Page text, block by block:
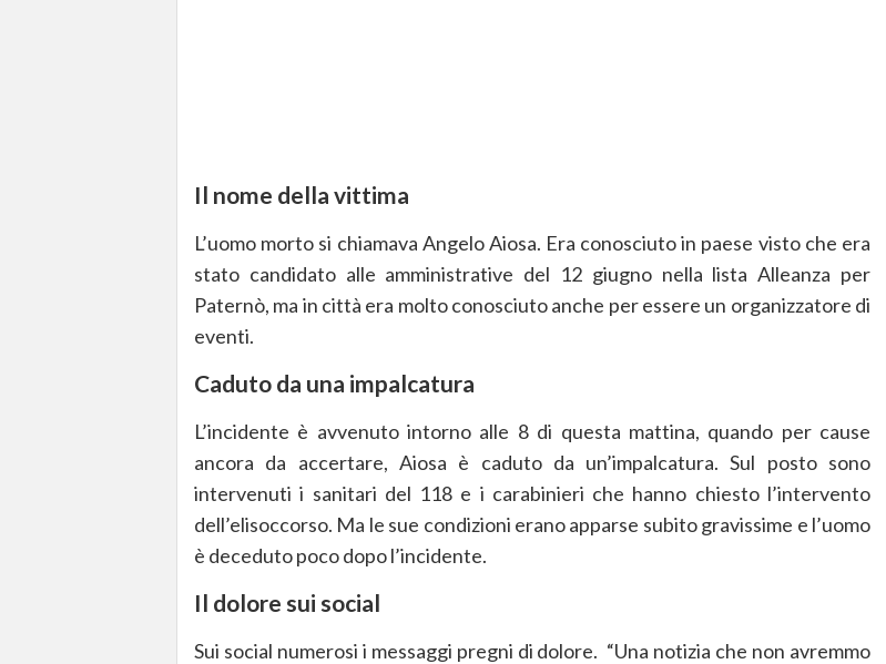
Il nome della vittima
L’uomo morto si chiamava Angelo Aiosa. Era conosciuto in paese visto che era
stato candidato alle amministrative del 12 giugno nella lista Alleanza per
Paternò, ma in città era molto conosciuto anche per essere un organizzatore di
eventi.
Caduto da una impalcatura
L’incidente è avvenuto intorno alle 8 di questa mattina, quando per cause
ancora da accertare, Aiosa è caduto da un’impalcatura. Sul posto sono
intervenuti i sanitari del 118 e i carabinieri che hanno chiesto l’intervento
dell’elisoccorso. Ma le sue condizioni erano apparse subito gravissime e l’uomo
è deceduto poco dopo l’incidente.
Il dolore sui social
Sui social numerosi i messaggi pregni di dolore. “Una notizia che non avremmo